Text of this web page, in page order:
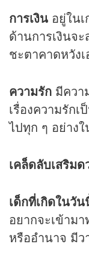
การเงิน อยู่ใน
ด้านการเงินจ
ชะตาคาดหวังเ
ความรัก มีควา
เรื่องความรัก
ไปทุก ๆ อย่าง
เคล็ดลับเสริมด
เด็กที่เกิดในวั
อยากจะเข้าม
หรืออำนาจ มีว